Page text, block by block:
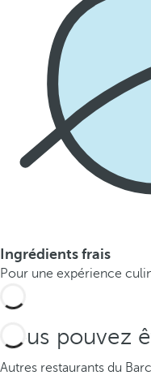
Ingrédients frais
Pour une expérience
Vous pouvez
Autres restaurants du